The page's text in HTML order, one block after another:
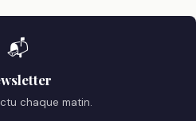
📬
chaque matin.